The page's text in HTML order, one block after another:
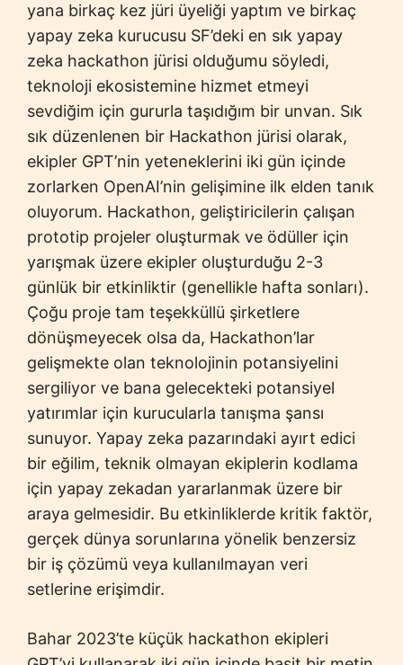
yana birkaç kez jüri üyeliği yaptım ve birkaç
yapay zeka kurucusu SF’deki en sık yapay
zeka hackathon jürisi olduğumu söyledi,
teknoloji ekosistemine hizmet etmeyi
sevdiğim için gururla taşıdığım bir unvan. Sık
sık düzenlenen bir Hackathon jürisi olarak,
ekipler GPT’nin yeteneklerini iki gün içinde
zorlarken OpenAI’nin gelişimine ilk elden tanık
oluyorum. Hackathon, geliştiricilerin çalışan
prototip projeler oluşturmak ve ödüller için
yarışmak üzere ekipler oluşturduğu 2-3
günlük bir etkinliktir (genellikle hafta sonları).
Çoğu proje tam teşekküllü şirketlere
dönüşmeyecek olsa da, Hackathon’lar
gelişmekte olan teknolojinin potansiyelini
sergiliyor ve bana gelecekteki potansiyel
yatırımlar için kurucularla tanışma şansı
sunuyor. Yapay zeka pazarındaki ayırt edici
bir eğilim, teknik olmayan ekiplerin kodlama
için yapay zekadan yararlanmak üzere bir
araya gelmesidir. Bu etkinliklerde kritik faktör,
gerçek dünya sorunlarına yönelik benzersiz
bir iş çözümü veya kullanılmayan veri
setlerine erişimdir.
Bahar 2023’te küçük hackathon ekipleri